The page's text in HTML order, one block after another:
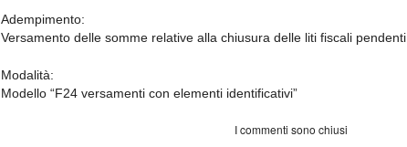
Adempimento:
Versamento delle somme relative alla chiusura delle liti fiscali pendenti
Modalità:
Modello “F24 versamenti con elementi identificativi”
I commenti sono chiusi